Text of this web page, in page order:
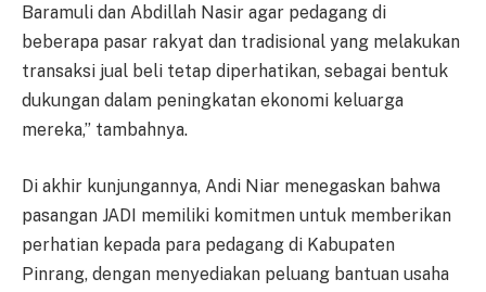
Baramuli dan Abdillah Nasir agar pedagang di
beberapa pasar rakyat dan tradisional yang melakukan
transaksi jual beli tetap diperhatikan, sebagai bentuk
dukungan dalam peningkatan ekonomi keluarga
mereka,” tambahnya.
Di akhir kunjungannya, Andi Niar menegaskan bahwa
pasangan JADI memiliki komitmen untuk memberikan
perhatian kepada para pedagang di Kabupaten
Pinrang, dengan menyediakan peluang bantuan usaha